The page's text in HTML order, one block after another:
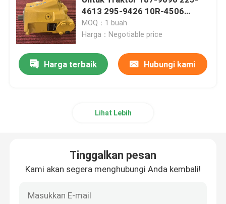
Gearbox Perjalanan Ekskavator
Peredam Ayunan Excavator
Suku Cadang Listrik Ekskavator
4613 295-9426 10R-4506
Pompa Utama
MOQ：1 buah
Harga：Negotiable price
Harga terbaik Hubungi kami
Lihat Lebih
Tinggalkan pesan
Kami akan segera menghubungi Anda kembali!